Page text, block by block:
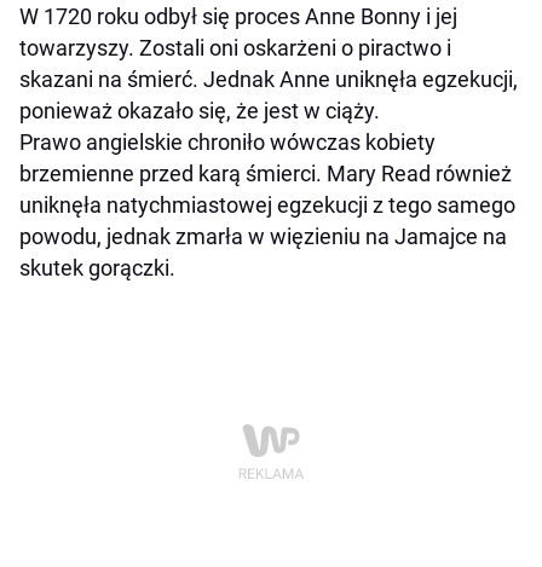
W 1720 roku odbył się proces Anne Bonny i jej
towarzyszy. Zostali oni oskarżeni o piractwo i
skazani na śmierć. Jednak Anne uniknęła egzekucji,
ponieważ okazało się, że jest w ciąży.
Prawo angielskie chroniło wówczas kobiety
brzemienne przed karą śmierci. Mary Read również
uniknęła natychmiastowej egzekucji z tego samego
powodu, jednak zmarła w więzieniu na Jamajce na
skutek gorączki.